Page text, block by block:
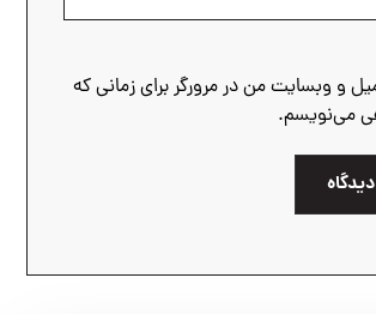
و وبسایت من در مرورگر برای زمانی که
می‌نویسم.